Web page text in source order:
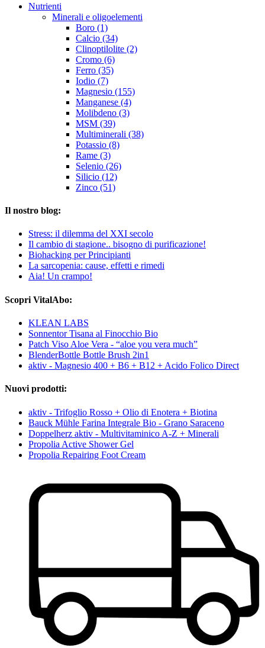
Nutrienti
Minerali e oligoelementi
Boro (1)
Calcio (34)
Clinoptilolite (2)
Cromo (6)
Ferro (35)
Iodio (7)
Magnesio (155)
Manganese (4)
Molibdeno (3)
MSM (39)
Multiminerali (38)
Potassio (8)
Rame (3)
Selenio (26)
Silicio (12)
Zinco (51)
Il nostro blog:
Stress: il dilemma del XXI secolo
Il cambio di stagione.. bisogno di purificazione!
Biohacking per Principianti
La sarcopenia: cause, effetti e rimedi
Aia! Un crampo!
Scopri VitalAbo:
KLEAN LABS
Sonnentor Tisana al Finocchio Bio
Patch Viso Aloe Vera - “aloe you vera much”
BlenderBottle Bottle Brush 2in1
aktiv - Magnesio 400 + B6 + B12 + Acido Folico Direct
Nuovi prodotti:
aktiv - Trifoglio Rosso + Olio di Enotera + Biotina
Bauck Mühle Farina Integrale Bio - Grano Saraceno
Doppelherz aktiv - Multivitaminico A-Z + Minerali
Propolia Active Shower Gel
Propolia Repairing Foot Cream